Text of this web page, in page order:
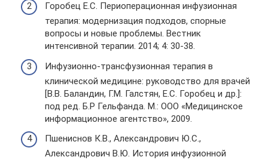
Горобец Е.С. Периоперационная инфузионная
терапия: модернизация подходов, спорные
вопросы и новые проблемы. Вестник
интенсивной терапии. 2014; 4: 30-38.
Инфузионно-трансфузионная терапия в
клинической медицине: руководство для врачей
[В.В. Баландин, Г.М. Галстян, Е.С. Горобец и др.]:
под ред. Б.Р Гельфанда. М.: ООО «Медицинское
информационное агентство», 2009.
Пшениснов К.В., Александрович Ю.С.,
Александрович В.Ю. История инфузионной